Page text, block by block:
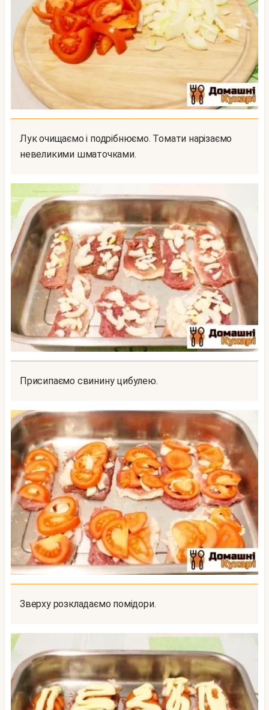
Лук очищаємо і подрібнюємо. Томати нарізаємо
невеликими шматочками.
Присипаємо свинину цибулею.
Зверху розкладаємо помідори.